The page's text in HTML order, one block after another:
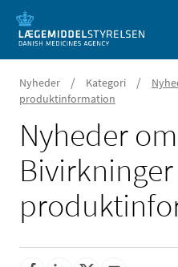
Nyheder / Kategori /
produktinformation
Nyheder om